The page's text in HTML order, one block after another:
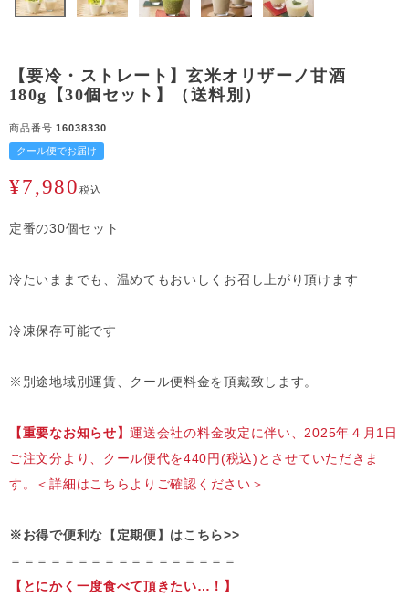
【要冷・ストレート】玄米オリザーノ甘酒
180g【30個セット】（送料別）
商品番号 16038330
クール便でお届け
¥7,980税込
定番の30個セット
冷たいままでも、温めてもおいしくお召し上がり頂けます
冷凍保存可能です
※別途地域別運賃、クール便料金を頂戴致します。
【重要なお知らせ】運送会社の料金改定に伴い、2025年４月1日
ご注文分より、クール便代を440円(税込)とさせていただきま
す。
＜詳細はこちらよりご確認ください＞
※お得で便利な【定期便】はこちら>>
＝＝＝＝＝＝＝＝＝＝＝＝＝＝＝＝＝
【とにかく一度食べて頂きたい…！】